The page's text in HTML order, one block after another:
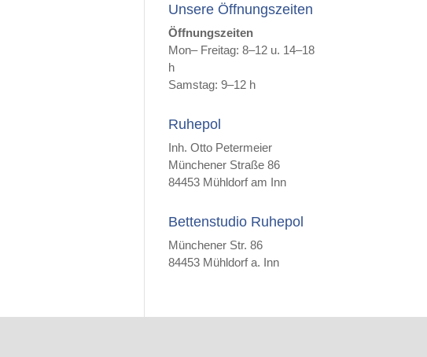
Unsere Öffnungszeiten
Öffnungszeiten
Mon– Freitag: 8–12 u. 14–18
h
Samstag: 9–12 h
Ruhepol
Inh. Otto Petermeier
Münchener Straße 86
84453 Mühldorf am Inn
Bettenstudio Ruhepol
Münchener Str. 86
84453 Mühldorf a. Inn